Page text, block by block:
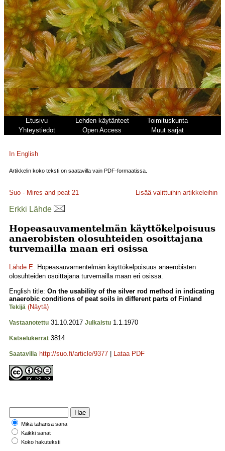
Etusivu Lehden käytänteet
Toimituskunta
Yhteystiedot
Open Access Muut sarjat
In English
Artikkelin koko teksti on saatavilla vain PDF-formaatissa.
Suo - Mires and peat 21 Lisää valittuihin artikkeleihin
Erkki Lähde
Hopeasauvamentelmän käyttökelpoisuus
anaerobisten olosuhteiden osoittajana
turvemailla maan eri osissa
Lähde E. Hopeasauvamentelmän käyttökelpoisuus anaerobisten
olosuhteiden osoittajana turvemailla maan eri osissa.
English title: On the usability of the silver rod method in indicating
anaerobic conditions of peat soils in different parts of Finland
Tekijä (Näytä)
Vastaanotettu 31.10.2017 Julkaistu 1.1.1970
Katselukerrat 3814
Saatavilla http://suo.fi/article/9377 Lataa PDF
Mikä tahansa sana
Kaikki sanat
Koko hakuteksti